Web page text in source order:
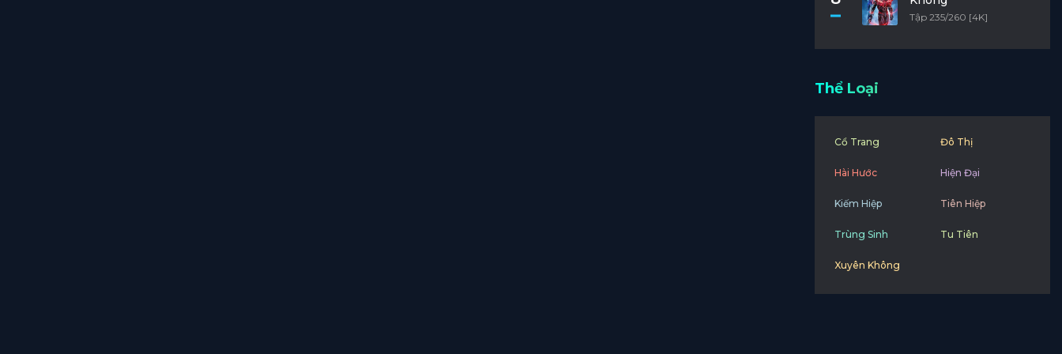
Tập 235/260 [4K]
Thể Loại
Cổ Trang Đô Thị
Hài Hước Hiện Đại
Kiếm Hiệp Tiên Hiệp
Trùng Sinh Tu Tiên
Xuyên Không